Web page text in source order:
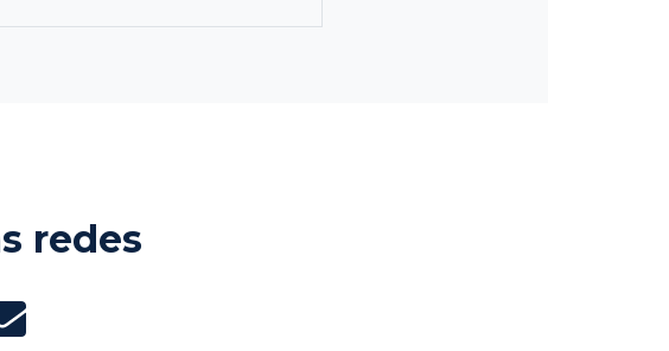
redes